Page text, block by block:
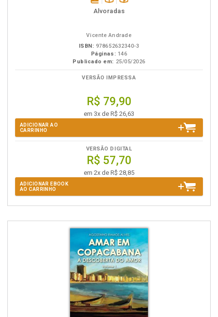
disponível
Disponível
páginas
Alvoradas
Vicente Andrade
ISBN: 978652632340-3
Páginas: 146
Publicado em: 25/05/2026
VERSÃO IMPRESSA
R$ 79,90
em 3x de R$ 26,63
ADICIONAR AO
CARRINHO
VERSÃO DIGITAL
R$ 57,70
em 2x de R$ 28,85
ADICIONAR EBOOK
AO CARRINHO